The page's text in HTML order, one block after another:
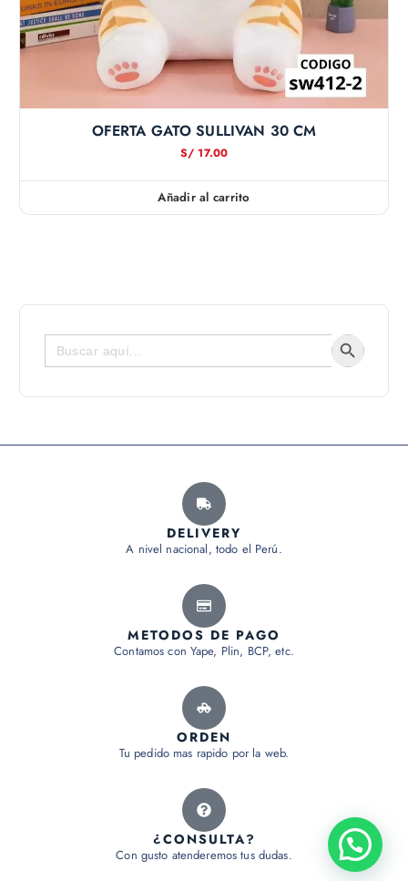
OFERTA GATO SULLIVAN 30 CM
S/ 17.00
Añadir al carrito
Buscar: Botón de
DELIVERY
A nivel nacional, todo el Perú.
METODOS DE PAGO
Contamos con Yape, Plin, BCP, etc.
ORDEN
Tu pedido mas rapido por la web.
¿CONSULTA?
Con gusto atenderemos tus dudas.